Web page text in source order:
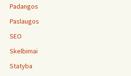
Padangos
Paslaugos
SEO
Skelbimai
Statyba